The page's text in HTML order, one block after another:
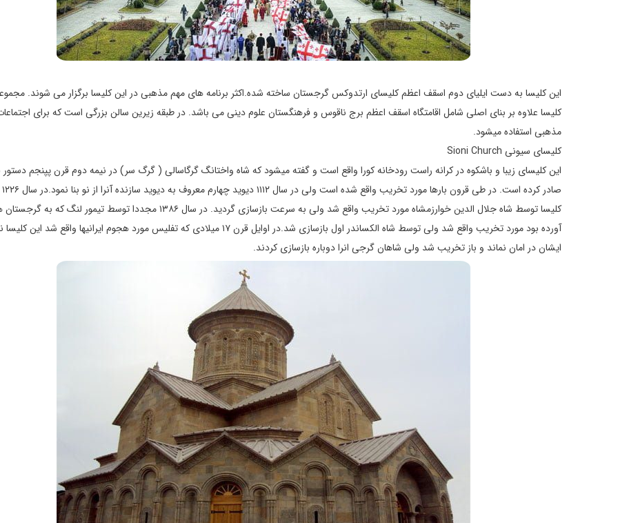
این کلیسا به دست ایلیای دوم اسقف اعظم کلیسای ارتدوکس گرجستان ساخته شده.اکثر برنامه های مهم مذهبی در این کلیسا برگزار می شوند.
کلیسا علاوه بر بنای اصلی شامل اقامتگاه اسقف اعظم برج ناقوس و فرهنگستان علوم دینی می باشد. در طبقه زیرین سالن بزرگی است که برای
مذهبی استفاده میشود.
کلیسای سیونی Sioni Church
این کلیسای زیبا و باشکوه در کرانه راست رودخانه کورا واقع است و گفته میشود که شاه واختانگ گرگاسالی ( گرگ سر) در نیمه دوم قرن پپنجم دستور
کلیسا توسط شاه جلال الدین خوارزمشاه مورد تخریب واقع شد ولی به سرعت بازسازی گردید. در سال ۱۳۸۶ مجددا توسط تیمور لنگ
آورده بود مورد تخریب واقع شد ولی توسط شاه الکساندر اول بازسازی شد.در اوایل قرن ۱۷ میلادی که تفلیس مورد هجوم ایرانیها واقع
ایشان در امان نماند و باز تخریب شد ولی شاهان گرجی انرا دوباره بازسازی کردند.